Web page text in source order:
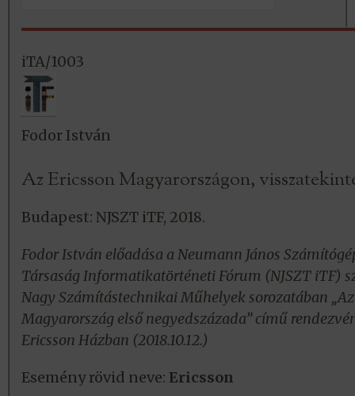
iTA/1003
Fodor István
Az Ericsson Magyarországon,
Budapest: NJSZT iTF, 2018.
Fodor István előadása a Neumann János
Társaság Informatikatörténeti Fórum (NJSZT iTF)
Nagy Számítástechnikai Műhelyek sorozatában
Magyarország első negyedszázada”című
Ericsson Házban (2018.10.12.)
Esemény rövid neve: Ericsson